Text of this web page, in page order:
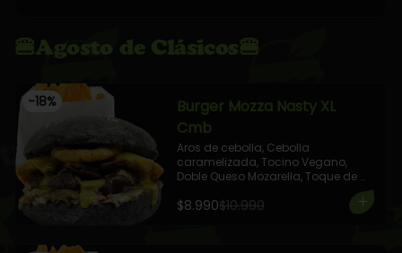
🍔Agosto de Clásicos🍔
-18%
Burger Mozza Nasty XL
Cmb
Aros de cebolla, Cebolla
caramelizada, Tocino Vegano,
Doble Queso Mozarella, Toque de
Mostaza Dulce.
$8.990$10.990